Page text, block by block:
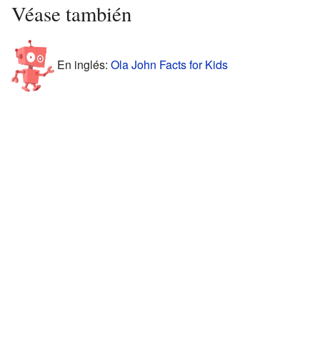
Véase también
En inglés: Ola John Facts for Kids